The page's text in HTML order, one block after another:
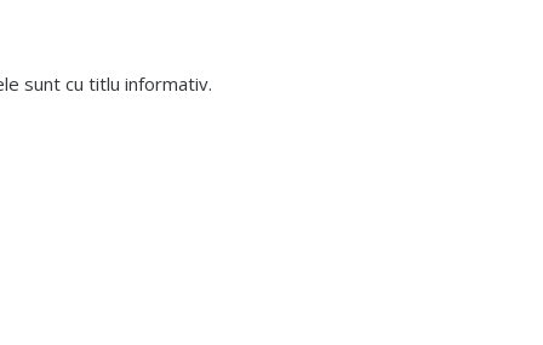
sunt cu titlu informativ.